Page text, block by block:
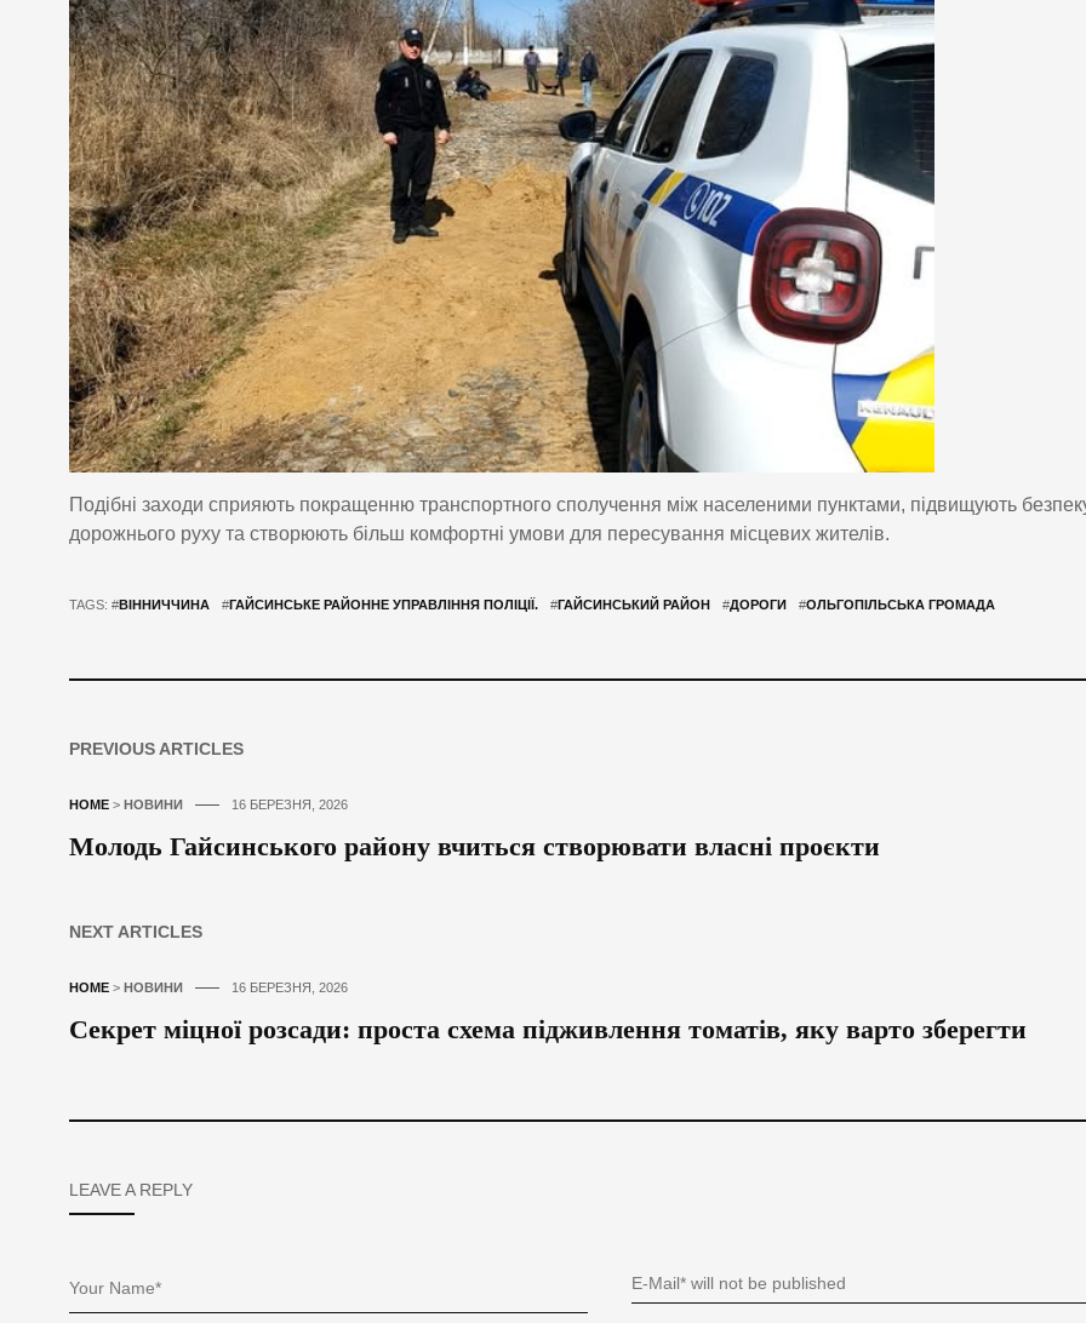
Подібні заходи сприяють покращенню транспортного сполучення між населеними пунктами, підвищують
дорожнього руху та створюють більш комфортні умови для пересування місцевих жителів.
TAGS: #ВІННИЧЧИНА #ГАЙСИНСЬКЕ РАЙОННЕ УПРАВЛІННЯ ПОЛІЦІЇ. #ГАЙСИНСЬКИЙ РАЙОН #ДОРОГИ #ОЛЬГОПІЛЬСЬКА ГРОМАДА
PREVIOUS ARTICLES
HOME > НОВИНИ 16 БЕРЕЗНЯ, 2026
Молодь Гайсинського району вчиться створювати власні проєкти
NEXT ARTICLES
HOME > НОВИНИ 16 БЕРЕЗНЯ, 2026
Секрет міцної розсади: проста схема підживлення томатів, яку варто зберегти
LEAVE A REPLY